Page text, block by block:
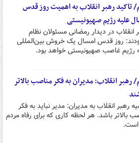
تاکید رهبر انقلاب به اهمیت روز قدس
علیه رژیم صهیونیستی
انقلاب در دیدار رمضانی مسئولان نظام
روز قدس امسال یک خروش بین‌المللی
رژیم غاصب صهیونیستی خواهد بود.
رهبر انقلاب: مدیران به فکر مناصب بالاتر
رهبر انقلاب به مدیران: مدیر نباید به فکر
باشد. هر لحظه کاری که برای رفاه مردم
است.